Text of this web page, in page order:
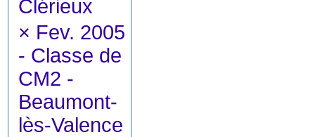
Clérieux
× Fev. 2005
- Classe de
CM2 -
Beaumont-
lès-Valence